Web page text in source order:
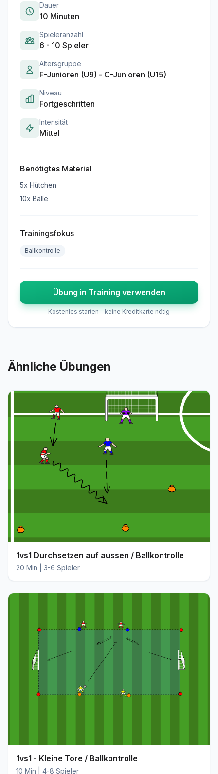
Dauer
10 Minuten
Spieleranzahl
6 - 10 Spieler
Altersgruppe
F-Junioren (U9) - C-Junioren (U15)
Niveau
Fortgeschritten
Intensität
Mittel
Benötigtes Material
5x Hütchen
10x Bälle
Trainingsfokus
Ballkontrolle
Übung in Training verwenden
Kostenlos starten - keine Kreditkarte nötig
Ähnliche Übungen
1vs1 Durchsetzen auf aussen / Ballkontrolle
20 Min | 3-6 Spieler
1vs1 - Kleine Tore / Ballkontrolle
10 Min | 4-8 Spieler